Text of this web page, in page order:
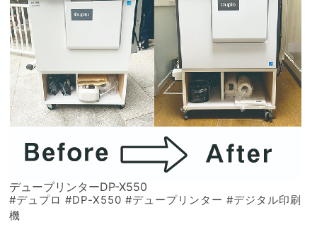
デュープリンターDP-X550
#デュプロ #DP-X550 #デュープリンター #デジタル印刷
機